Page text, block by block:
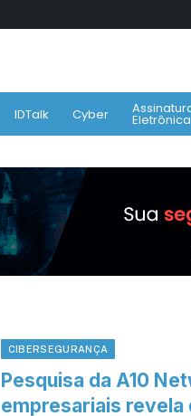
IDTalk Cyber Eletrônica
CIBERSEGURANÇA
Pesquisa da A10
empresariais revela